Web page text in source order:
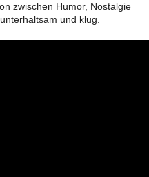
zwischen Humor, Nostalgie
und klug.